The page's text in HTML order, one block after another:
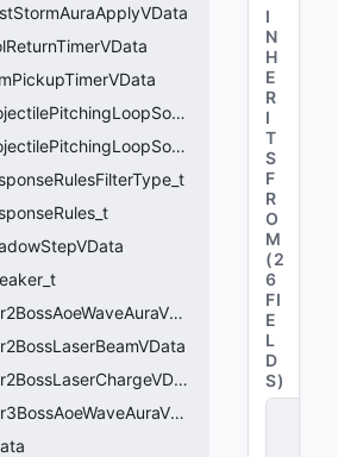
CCitadelModifierProjectilePitchingLoopSoundThinker
CCitadelModifierProjectilePitchingLoopSoundThinkerVData
CCitadelModifierTier2BossAoeWaveAuraVData
CCitadelModifierTier2BossLaserChargeVData
CCitadelModifierTier3BossAoeWaveAuraVData
I
N
H
E
R
I
T
S
F
R
O
M
(2
6
FI
E
L
D
S)